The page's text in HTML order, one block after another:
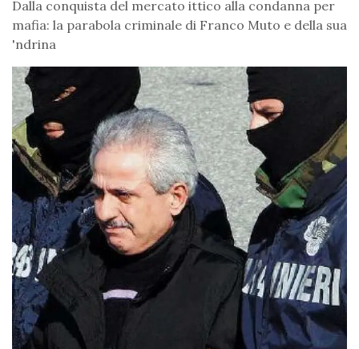
Dalla conquista del mercato ittico alla condanna per
mafia: la parabola criminale di Franco Muto e della sua
'ndrina